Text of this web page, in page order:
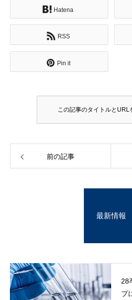
Hatena
RSS
Pin it
この記事のタイトルとURL
前の記事
最新情報
28
プ